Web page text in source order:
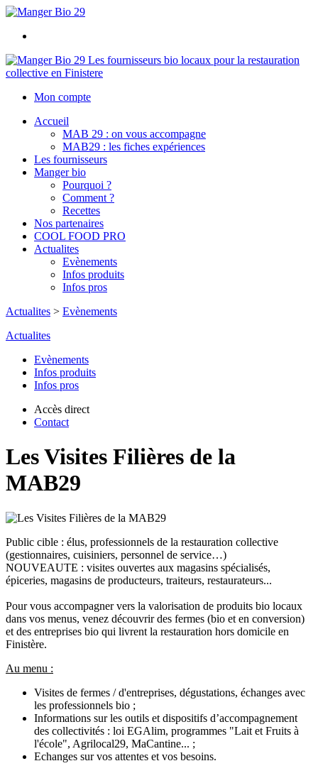
Les fournisseurs bio locaux pour la restauration
collective en Finistere
Mon compte
Accueil
MAB 29 : on vous accompagne
MAB29 : les fiches expériences
Les fournisseurs
Manger bio
Pourquoi ?
Comment ?
Recettes
Nos partenaires
COOL FOOD PRO
Actualites
Evènements
Infos produits
Infos pros
Actualites > Evènements
Actualites
Evènements
Infos produits
Infos pros
Accès direct
Contact
Les Visites Filières de la
MAB29
Public cible : élus, professionnels de la restauration collective
(gestionnaires, cuisiniers, personnel de service…)
NOUVEAUTE : visites ouvertes aux magasins spécialisés,
épiceries, magasins de producteurs, traiteurs, restaurateurs...
Pour vous accompagner vers la valorisation de produits bio locaux
dans vos menus, venez découvrir des fermes (bio et en conversion)
et des entreprises bio qui livrent la restauration hors domicile en
Finistère.
Au menu :
Visites de fermes / d'entreprises, dégustations, échanges avec
les professionnels bio ;
Informations sur les outils et dispositifs d’accompagnement
des collectivités : loi EGAlim, programmes "Lait et Fruits à
l'école", Agrilocal29, MaCantine... ;
Echanges sur vos attentes et vos besoins.